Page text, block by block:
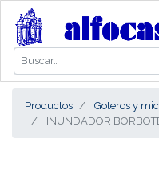
Productos
Goteros y
INUNDADOR